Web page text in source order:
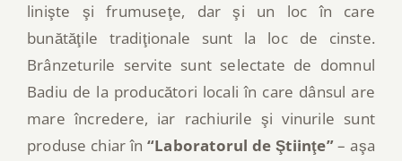
linişte şi frumuseţe, dar şi un loc în care
bunătăţile tradiţionale sunt la loc de cinste.
Brânzeturile servite sunt selectate de domnul
Badiu de la producători locali în care dânsul are
mare încredere, iar rachiurile şi vinurile sunt
produse chiar în “Laboratorul de Ştiinţe”– aşa